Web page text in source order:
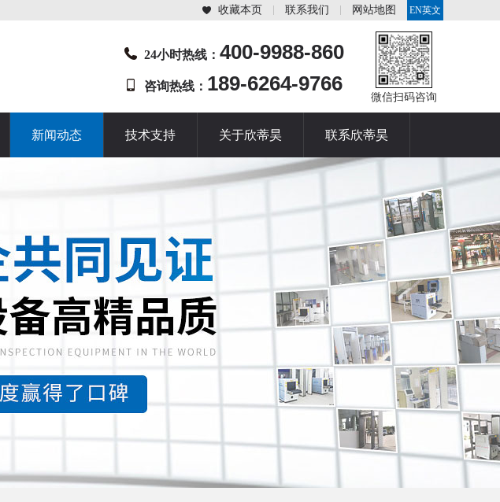
EN英文
站
收藏本页 联系我们 网站地图
24小时热线： 400-9988-860
咨询热线： 189-6264-9766
微信扫码咨询
新闻动态 技术支持 关于欣蒂昊 联系欣蒂昊